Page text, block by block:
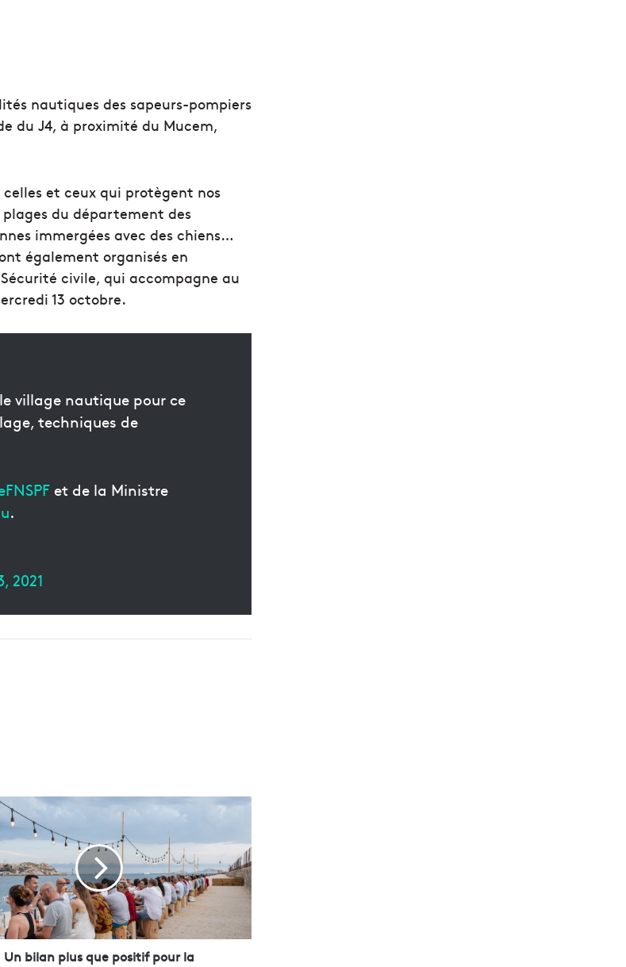
nautiques des sapeurs-pompiers
du J4, à proximité du Mucem,
et ceux qui protègent nos
du département des
immergées avec des chiens…
également organisés en
civile, qui accompagne au
13 octobre.
village nautique pour ce
techniques de
et de la Ministre
.
2021
Un bilan plus que positif pour la